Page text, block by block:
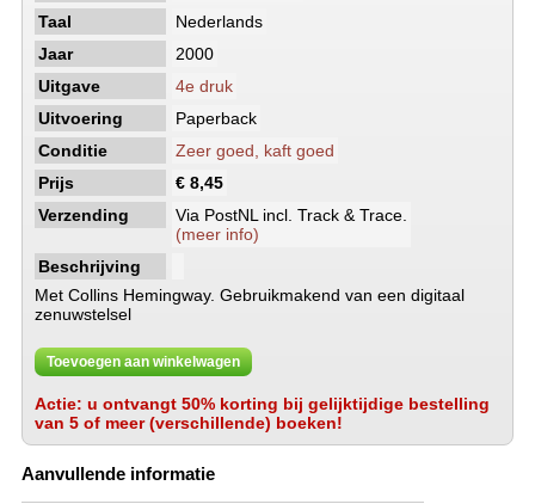
Taal
Nederlands
Jaar
2000
Uitgave
4e druk
Uitvoering
Paperback
Conditie
Zeer goed, kaft goed
Prijs
€ 8,45
Verzending
Via PostNL incl. Track & Trace.
(meer info)
Beschrijving
Met Collins Hemingway. Gebruikmakend van een digitaal
zenuwstelsel
Toevoegen aan winkelwagen
Actie: u ontvangt 50% korting bij gelijktijdige bestelling
van 5 of meer (verschillende) boeken!
Aanvullende informatie